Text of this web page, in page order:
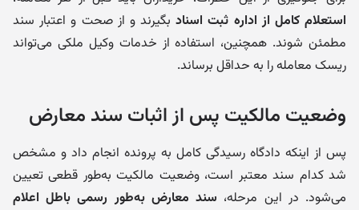
استعلام کامل از اداره ثبت اسنادبگیرند و از صحت و اعتبار سند
مطمئن شوند. همچنین، استفاده از خدمات وکیل ملکی می‌تواند
ریسک معامله را به حداقل برساند.
وضعیت مالکیت پس از اثبات سند معارض
پس از اینکه دادگاه رسیدگی کامل به پرونده انجام داد و مشخص
شد کدام سند معتبر است، وضعیت مالکیت به‌طور قطعی تعیین
می‌شود. در این مرحله، سند معارض به‌طور رسمی باطل اعلام